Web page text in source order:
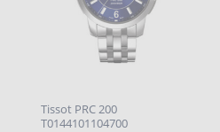
Tissot PRC 200
T0144101104700